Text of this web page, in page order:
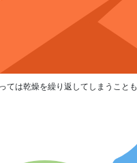
ては乾燥を繰り返してしまうことも